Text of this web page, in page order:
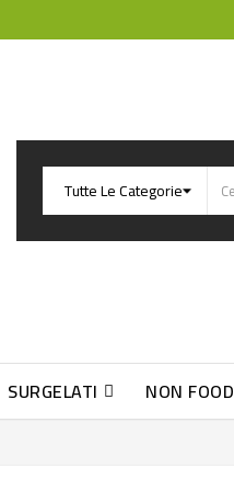
SURGELATI NON FOOD